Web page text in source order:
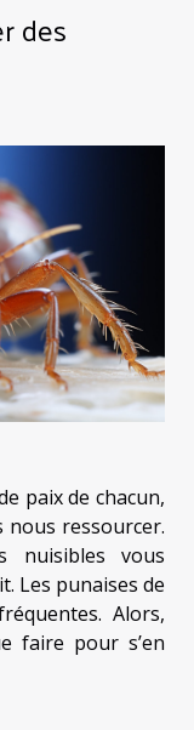
des
paix de chacun,
nous ressourcer.
nuisibles vous
Les punaises de
Alors,
faire pour s’en